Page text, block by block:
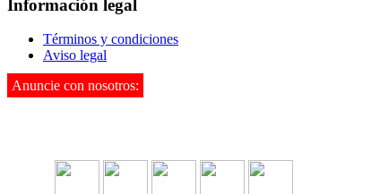
Información legal
Términos y condiciones
Aviso legal
Anuncie con nosotros: